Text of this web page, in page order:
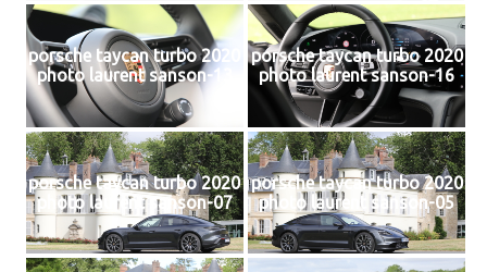
porsche taycan turbo 2020
photo laurent sanson-13
porsche taycan turbo 2020
photo laurent sanson-16
porsche taycan turbo 2020
photo laurent sanson-07
porsche taycan turbo 2020
photo laurent sanson-05